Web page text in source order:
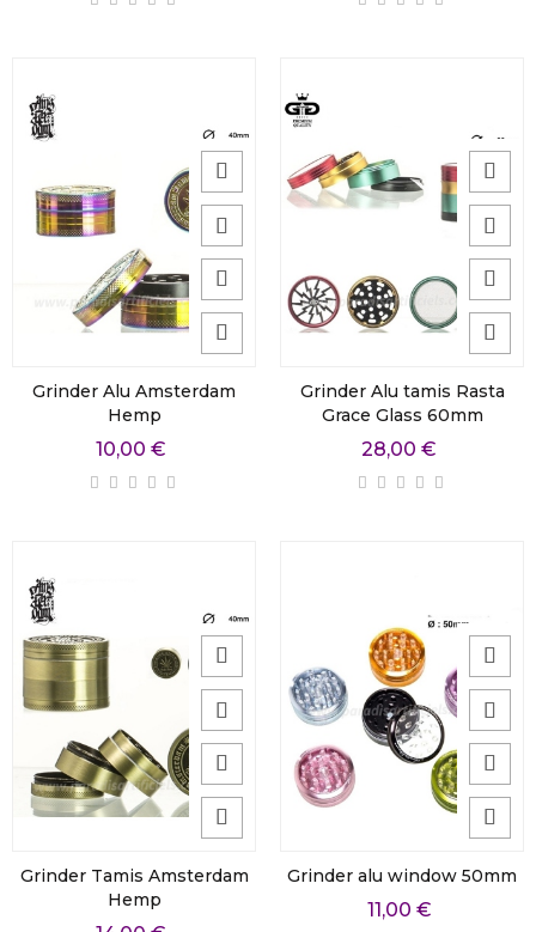
Grinder Alu Amsterdam
Hemp
10,00 €
Grinder Alu tamis Rasta
Grace Glass 60mm
28,00 €
Grinder Tamis Amsterdam
Hemp
Grinder alu window 50mm
11,00 €